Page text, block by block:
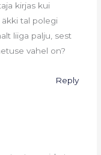
kirjas kui
tal polegi
liiga palju, sest
vahel on?
Reply